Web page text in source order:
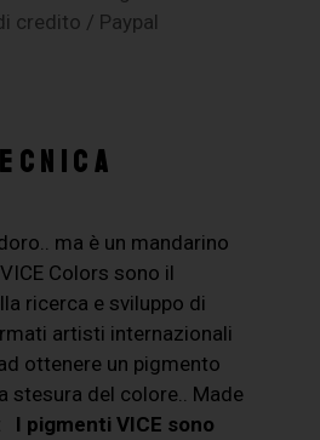
credito / Paypal
ma è un mandarino
Colors sono il
ricerca e sviluppo di
artisti internazionali
ottenere un pigmento
stesura del colore.. Made
I pigmenti VICE sono